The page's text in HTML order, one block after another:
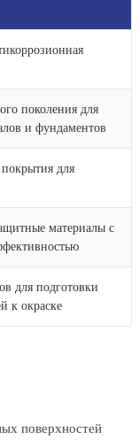
поколения для
и фундаментов
для
материалы с
для подготовки
к окраске
поверхностей